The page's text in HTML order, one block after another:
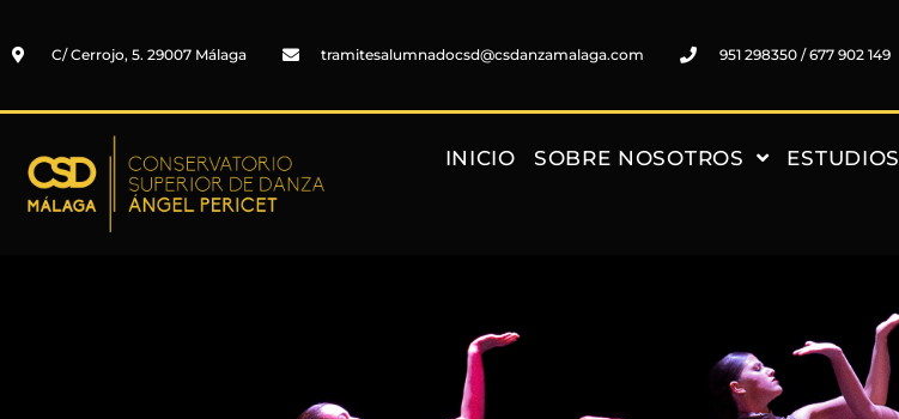
C/ Cerrojo, 5. 29007 Málaga tramitesalumnadocsd@csdanzamalaga.com 951 298350 / 677 902 149
INICIO SOBRE NOSOTROS ESTUDIOS